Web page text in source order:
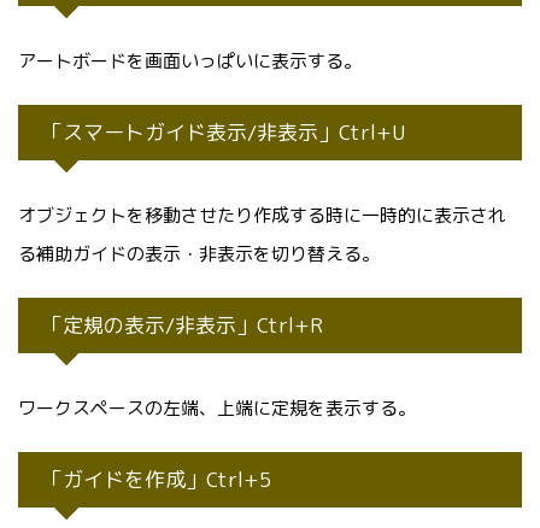
アートボードを画面いっぱいに表示する。
「スマートガイド表示/非表示」Ctrl+U
オブジェクトを移動させたり作成する時に一時的に表示され
る補助ガイドの表示・非表示を切り替える。
「定規の表示/非表示」Ctrl+R
ワークスペースの左端、上端に定規を表示する。
「ガイドを作成」Ctrl+5